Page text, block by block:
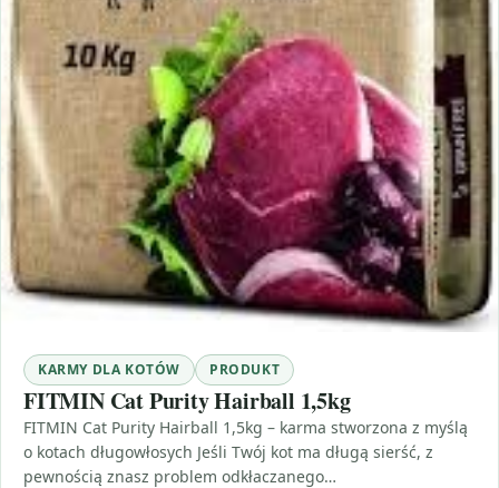
KARMY DLA KOTÓW PRODUKT
FITMIN Cat Purity Hairball 1,5kg
FITMIN Cat Purity Hairball 1,5kg – karma stworzona z myślą
o kotach długowłosych Jeśli Twój kot ma długą sierść, z
pewnością znasz problem odkłaczanego…